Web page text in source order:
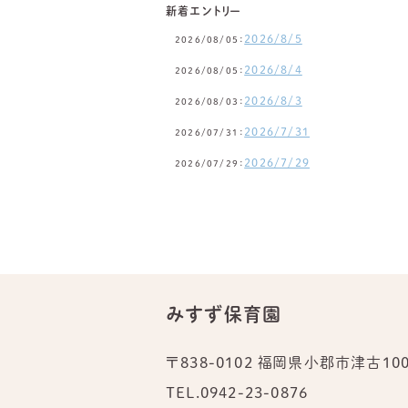
新着エントリー
2026/08/05： 2026/8/5
2026/08/05： 2026/8/4
2026/08/03： 2026/8/3
2026/07/31： 2026/7/31
2026/07/29： 2026/7/29
みすず保育園
〒838-0102 福岡県小郡市津古
TEL.0942-23-0876